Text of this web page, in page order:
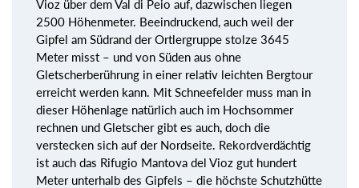
Vioz über dem Val di Peio auf, dazwischen liegen
2500 Höhenmeter. Beeindruckend, auch weil der
Gipfel am Südrand der Ortlergruppe stolze 3645
Meter misst – und von Süden aus ohne
Gletscherberührung in einer relativ leichten Bergtour
erreicht werden kann. Mit Schneefelder muss man in
dieser Höhenlage natürlich auch im Hochsommer
rechnen und Gletscher gibt es auch, doch die
verstecken sich auf der Nordseite. Rekordverdächtig
ist auch das Rifugio Mantova del Vioz gut hundert
Meter unterhalb des Gipfels – die höchste Schutzhütte